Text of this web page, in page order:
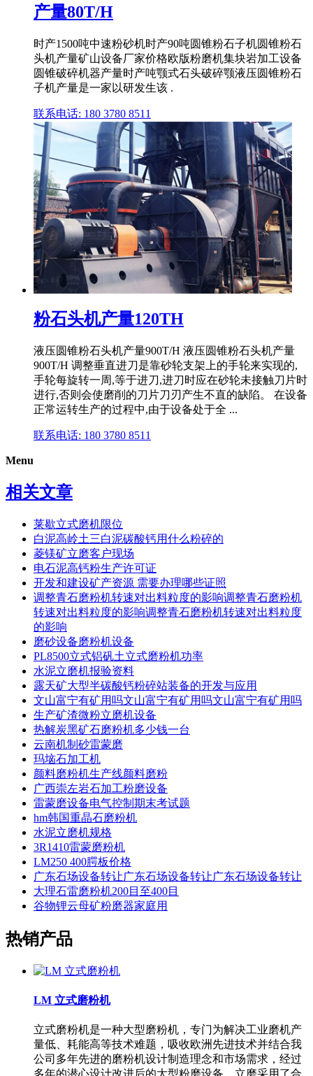
产量80T/H
时产1500吨中速粉砂机时产90吨圆锥粉石子机圆锥粉石
头机产量矿山设备厂家价格欧版粉磨机集块岩加工设备
圆锥破碎机器产量时产吨颚式石头破碎颚液压圆锥粉石
子机产量是一家以研发生该 .
联系电话: 180 3780 8511
粉石头机产量120TH
液压圆锥粉石头机产量900T/H 液压圆锥粉石头机产量
900T/H 调整垂直进刀是靠砂轮支架上的手轮来实现的,
手轮每旋转一周,等于进刀,进刀时应在砂轮未接触刀片时
进行,否则会使磨削的刀片刀刃产生不直的缺陷。 在设备
正常运转生产的过程中,由于设备处于全 ...
联系电话: 180 3780 8511
Menu
相关文章
莱歇立式磨机限位
白泥高岭土三白泥碳酸钙用什么粉碎的
菱镁矿立磨客户现场
电石泥高钙粉生产许可证
开发和建设矿产资源 需要办理哪些证照
调整青石磨粉机转速对出料粒度的影响调整青石磨粉机
转速对出料粒度的影响调整青石磨粉机转速对出料粒度
的影响
磨砂设备磨粉机设备
PL8500立式铝矾土立式磨粉机功率
水泥立磨机报验资料
露天矿大型半碳酸钙粉碎站装备的开发与应用
文山富宁有矿用吗文山富宁有矿用吗文山富宁有矿用吗
生产矿渣微粉立磨机设备
热解炭黑矿石磨粉机多少钱一台
云南机制砂雷蒙磨
玛垴石加工机
颜料磨粉机生产线颜料磨粉
广西崇左岩石加工粉磨设备
雷蒙磨设备电气控制期末考试题
hm韩国重晶石磨粉机
水泥立磨机规格
3R1410雷蒙磨粉机
LM250 400腭板价格
广东石场设备转让广东石场设备转让广东石场设备转让
大理石雷磨粉机200目至400目
谷物锂云母矿粉磨器家庭用
热销产品
LM 立式磨粉机
立式磨粉机是一种大型磨粉机，专门为解决工业磨机产
量低、耗能高等技术难题，吸收欧洲先进技术并结合我
公司多年先进的磨粉机设计制造理念和市场需求，经过